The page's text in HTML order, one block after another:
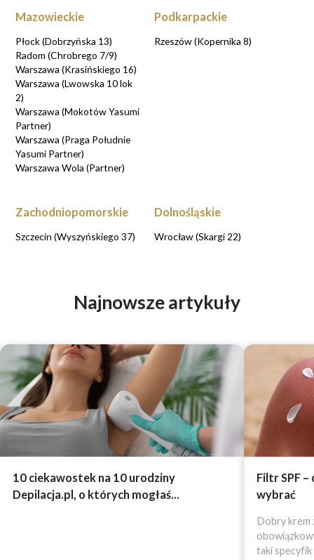
Mazowieckie
Płock (Dobrzyńska 13)
Radom (Chrobrego 7/9)
Warszawa (Krasińskiego 16)
Warszawa (Lwowska 10 lok
2)
Warszawa (Mokotów Yasumi
Partner)
Warszawa (Praga Południe
Yasumi Partner)
Warszawa Wola (Partner)
Podkarpackie
Rzeszów (Kopernika 8)
Zachodniopomorskie
Szczecin (Wyszyńskiego 37)
Dolnośląskie
Wrocław (Skargi 22)
Najnowsze artykuły
10 ciekawostek na 10 urodziny
Depilacja.pl, o których mogłaś...
Filtr SPF
wybrać
Dobry krem
taki specyfik